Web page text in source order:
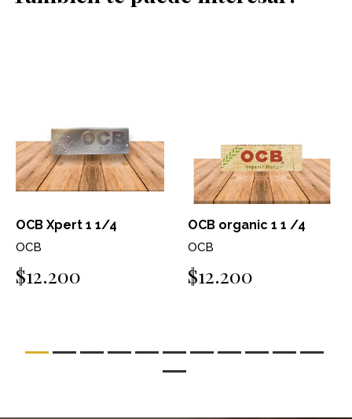
OCB Xpert 1 1/4
OCB
$12.200
OCB organic 1 1 /4
OCB
$12.200